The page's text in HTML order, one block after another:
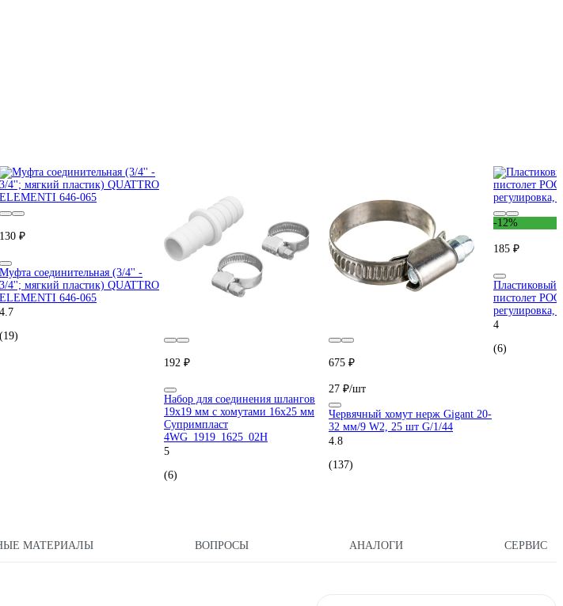
130 ₽
Муфта соединительная (3/4'' -
3/4''; мягкий пластик) QUATTRO
ELEMENTI 646-065
4.7
(19)
192 ₽
Набор для соединения шлангов
19x19 мм с хомутами 16х25 мм
Супримпласт
4WG_1919_1625_02H
5
(6)
675 ₽
27 ₽/шт
Червячный хомут нерж Gigant 20-
32 мм/9 W2, 25 шт G/1/44
4.8
(137)
-12%
185 ₽
Пластиковый
пистолет
регулировка,
4
(6)
МАТЕРИАЛЫ ВОПРОСЫ АНАЛОГИ СЕРВИС